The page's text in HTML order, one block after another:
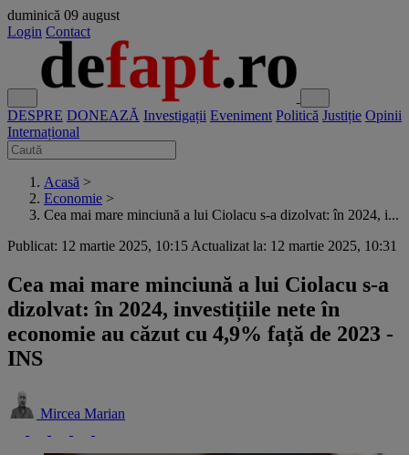
duminică 09 august
Login Contact
DESPRE DONEAZĂ Investigații Eveniment Politică Justiție Opinii
Internațional
Acasă >
Economie >
Cea mai mare minciună a lui Ciolacu s-a dizolvat: în 2024, i...
Publicat: 12 martie 2025, 10:15 Actualizat la: 12 martie 2025, 10:31
Cea mai mare minciună a lui Ciolacu s-a
dizolvat: în 2024, investițiile nete în
economie au căzut cu 4,9% față de 2023 -
INS
Mircea Marian